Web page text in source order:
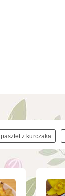
pasztet z kurczaka